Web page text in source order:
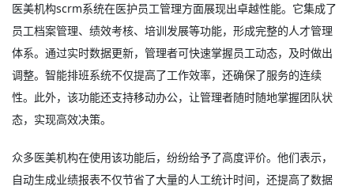
医美机构scrm系统在医护员工管理方面展现出卓越性能。它集成了
员工档案管理、绩效考核、培训发展等功能，形成完整的人才管理
体系。通过实时数据更新，管理者可快速掌握员工动态，及时做出
调整。智能排班系统不仅提高了工作效率，还确保了服务的连续
性。此外，该功能还支持移动办公，让管理者随时随地掌握团队状
态，实现高效决策。
众多医美机构在使用该功能后，纷纷给予了高度评价。他们表示，
自动生成业绩报表不仅节省了大量的人工统计时间，还提高了数据